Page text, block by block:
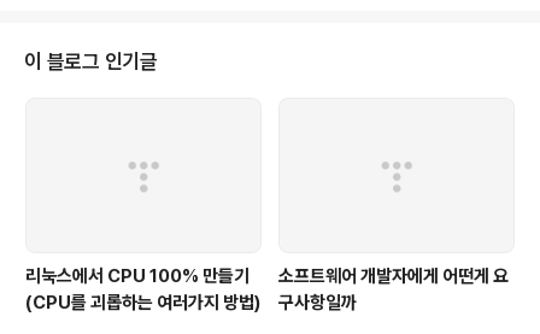
edtest.net Speedtest by Ookla - The Global Br
oadband Speed Test Test your Internet connec
이 블로그 인기글
리눅스에서 CPU 100% 만들기
(CPU를 괴롭하는 여러가지 방법)
소프트웨어 개발자에게 어떤게 요
구사항일까